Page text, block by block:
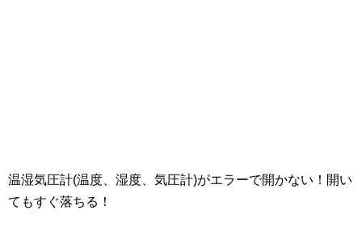
温湿気圧計(温度、湿度、気圧計)がエラーで開かない！開い
てもすぐ落ちる！